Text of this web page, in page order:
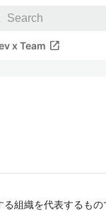
x Team open_in_new
組織を代表するも